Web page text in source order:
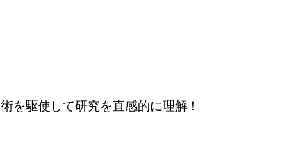
を駆使して研究を直感的に理解！